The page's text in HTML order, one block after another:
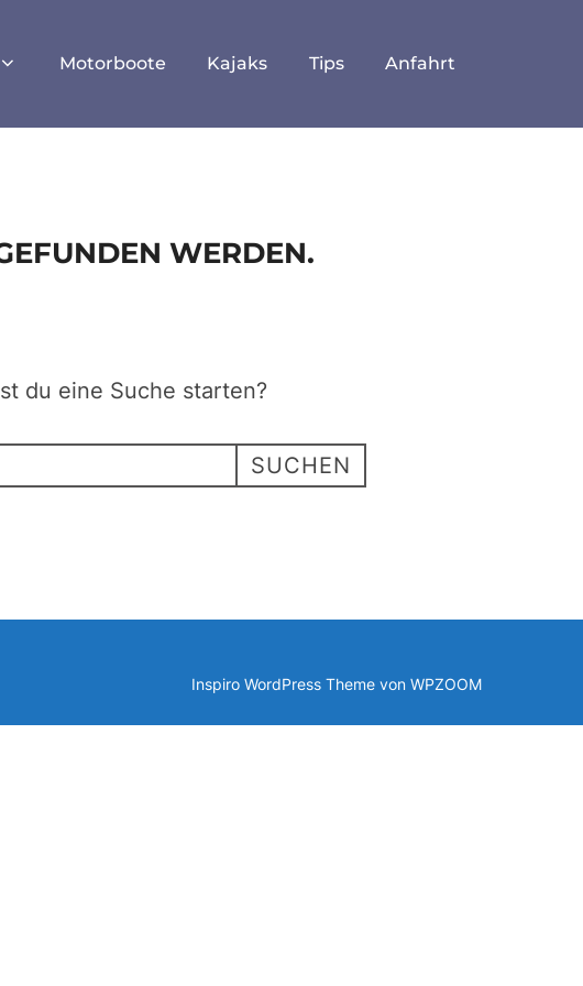
Motorboote Kajaks Tips Anfahrt
WERDEN.
du eine Suche starten?
SUCHEN
Inspiro WordPress Theme von WPZOOM